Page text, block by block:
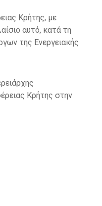
Κρήτης, με
αυτό, κατά τη
της Ενεργειακής
Κρήτης στην